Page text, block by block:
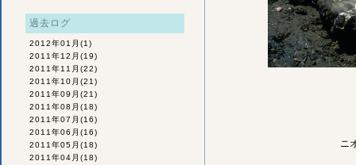
過去ログ
2012年01月 (1)
2011年12月 (19)
2011年11月 (22)
2011年10月 (21)
2011年09月 (21)
2011年08月 (18)
2011年07月 (16)
2011年06月 (16)
2011年05月 (18)
2011年04月 (18)
ニ